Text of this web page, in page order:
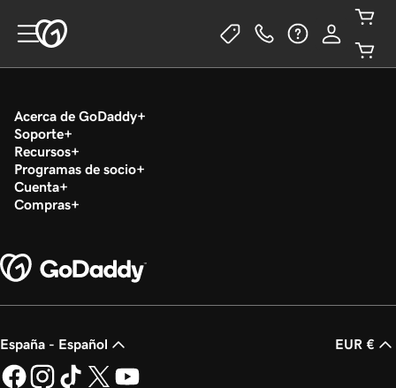
Acerca de GoDaddy
Soporte
Recursos
Programas de socio
Cuenta
Compras
España - Español EUR €